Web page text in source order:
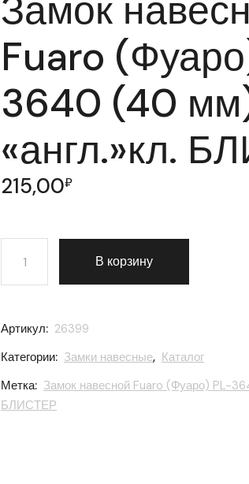
Fuaro
3640 (40
«англ.»кл.
215,00₽
Количество товара Замок навесной
В корзину
Артикул: 26399
Категории: Замки навесные, Каталог
Метка: Замок навесной Fuaro (Фуаро) PL-
БЛИСТЕР